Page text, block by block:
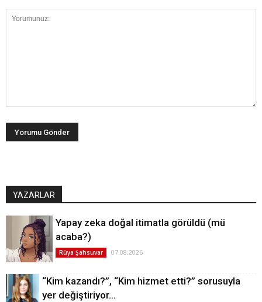
YAZARLAR
Yapay zeka doğal itimatla görüldü (mü
acaba?)
Rüya Şahsuvar 07.08.2026
“Kim kazandı?”, “Kim hizmet etti?” sorusuyla
yer değiştiriyor…